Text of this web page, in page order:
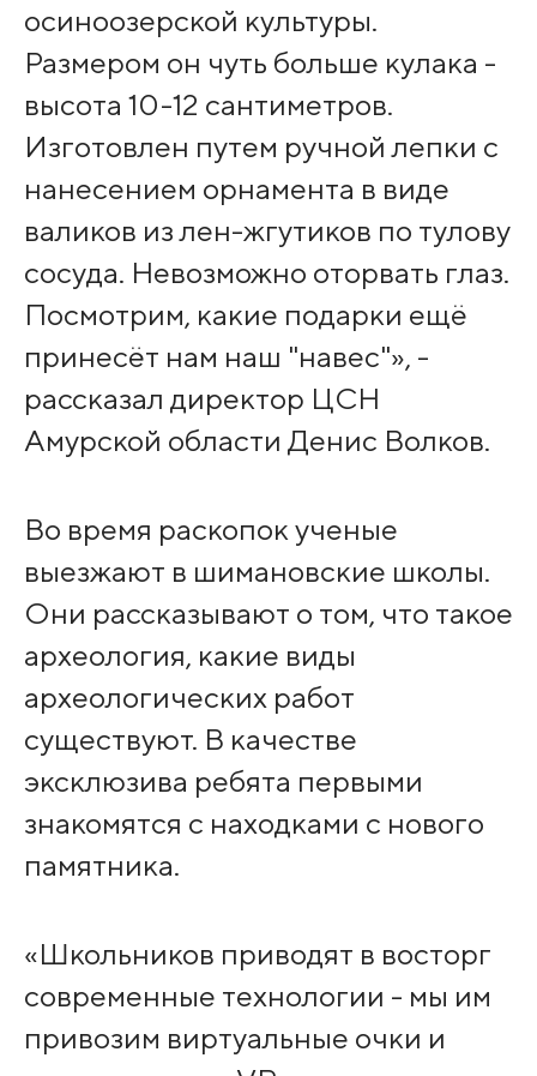
осиноозерской культуры.
Размером он чуть больше кулака -
высота 10-12 сантиметров.
Изготовлен путем ручной лепки с
нанесением орнамента в виде
валиков из лен-жгутиков по тулову
сосуда. Невозможно оторвать глаз.
Посмотрим, какие подарки ещё
принесёт нам наш "навес"», -
рассказал директор ЦСН
Амурской области Денис Волков.
Во время раскопок ученые
выезжают в шимановские школы.
Они рассказывают о том, что такое
археология, какие виды
археологических работ
существуют. В качестве
эксклюзива ребята первыми
знакомятся с находками с нового
памятника.
«Школьников приводят в восторг
современные технологии - мы им
привозим виртуальные очки и